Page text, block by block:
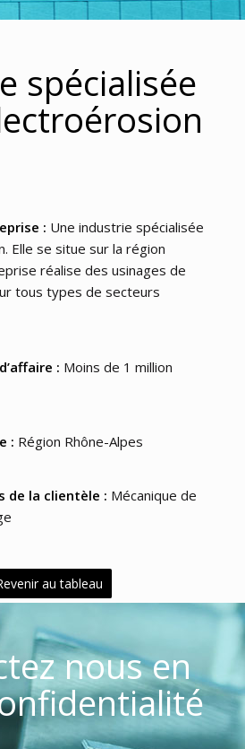
spécialisée
: Une industrie spécialisée
Elle se situe sur la région
réalise des usinages de
tous types de secteurs
: Moins de 1 million
: Région Rhône-Alpes
de la clientèle : Mécanique de
au tableau
nous en